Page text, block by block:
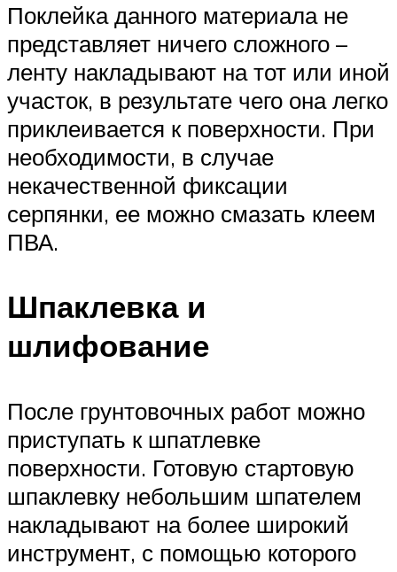
Поклейка данного материала не
представляет ничего сложного –
ленту накладывают на тот или иной
участок, в результате чего она легко
приклеивается к поверхности. При
необходимости, в случае
некачественной фиксации
серпянки, ее можно смазать клеем
ПВА.
Шпаклевка и
шлифование
После грунтовочных работ можно
приступать к шпатлевке
поверхности. Готовую стартовую
шпаклевку небольшим шпателем
накладывают на более широкий
инструмент, с помощью которого